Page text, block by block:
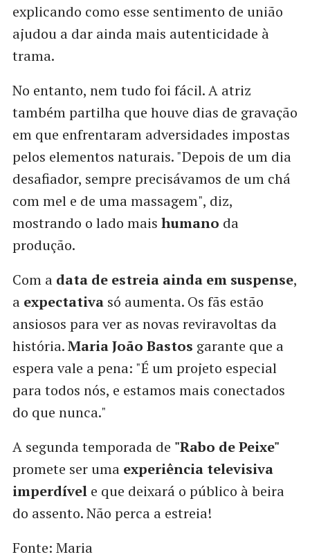
explicando como esse sentimento de união
ajudou a dar ainda mais autenticidade à
trama.
No entanto, nem tudo foi fácil. A atriz
também partilha que houve dias de gravação
em que enfrentaram adversidades impostas
pelos elementos naturais. "Depois de um dia
desafiador, sempre precisávamos de um chá
com mel e de uma massagem", diz,
mostrando o lado mais humano da
produção.
Com a data de estreia ainda em suspense,
a expectativasó aumenta. Os fãs estão
ansiosos para ver as novas reviravoltas da
história.Maria João Bastos garante que a
espera vale a pena: "É um projeto especial
para todos nós, e estamos mais conectados
do que nunca."
A segunda temporada de "Rabo de Peixe"
promete ser uma experiência televisiva
imperdívele que deixará o público à beira
do assento. Não perca a estreia!
Fonte: Maria